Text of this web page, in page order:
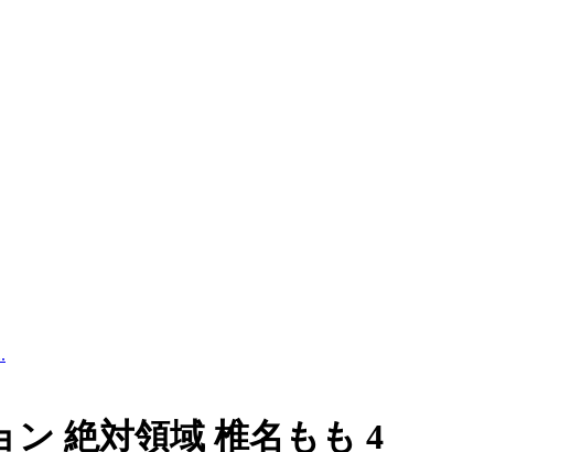
絶対領域 椎名もも 4